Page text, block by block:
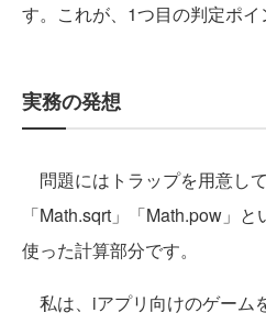
す。これが、1つ目の判定ポイ
実務の発想
問題にはトラップを用意し
「Math.sqrt」「Math.pow」
使った計算部分です。
私は、iアプリ向けのゲーム